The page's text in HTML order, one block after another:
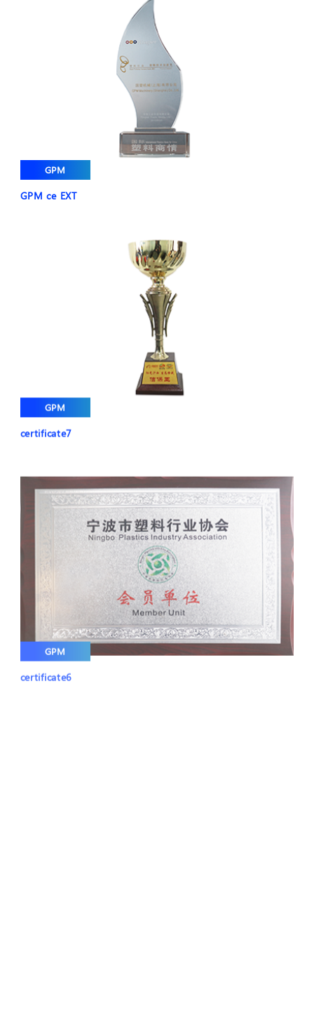
GPM
GPM ce EXT
GPM
certificate7
GPM